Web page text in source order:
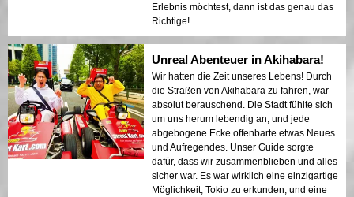
Erlebnis möchtest, dann ist das genau das
Richtige!
Unreal Abenteuer in Akihabara!
Wir hatten die Zeit unseres Lebens! Durch
die Straßen von Akihabara zu fahren, war
absolut berauschend. Die Stadt fühlte sich
um uns herum lebendig an, und jede
abgebogene Ecke offenbarte etwas Neues
und Aufregendes. Unser Guide sorgte
dafür, dass wir zusammenblieben und alles
sicher war. Es war wirklich eine einzigartige
Möglichkeit, Tokio zu erkunden, und eine